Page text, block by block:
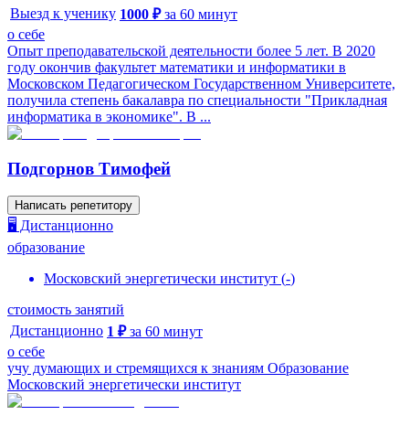
Выезд к ученику 1000 ₽ за 60 минут
о себе
Опыт преподавательской деятельности более 5 лет. В 2020
году окончив факультет математики и информатики в
Московском Педагогическом Государственном Университете,
получила степень бакалавра по специальности "Прикладная
информатика в экономике". В ...
Подгорнов Тимофей
Написать репетитору
🖥️ Дистанционно
образование
Московский энергетически институт (-)
стоимость занятий
Дистанционно 1 ₽ за 60 минут
о себе
учу думающих и стремящихся к знаниям Образование
Московский энергетически институт